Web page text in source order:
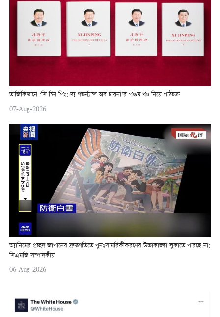
তাজিকিস্তানে ‘সি চিন পিং: দ্য গভর্ন্যান্স অব চায়না’র পঞ্চম খণ্ড নিয়ে পাঠচক্র
07-Aug-2026
অ্যানিমের প্রচ্ছদ জাপানের দ্রুতগতিতে পুনঃসামরিকীকরণের উচ্চাকাঙ্ক্ষা লুকাতে পারছে না:
সিএমজি সম্পাদকীয়
06-Aug-2026